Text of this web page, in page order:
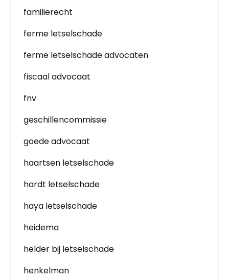
familierecht
ferme letselschade
ferme letselschade advocaten
fiscaal advocaat
fnv
geschillencommissie
goede advocaat
haartsen letselschade
hardt letselschade
haya letselschade
heidema
helder bij letselschade
henkelman